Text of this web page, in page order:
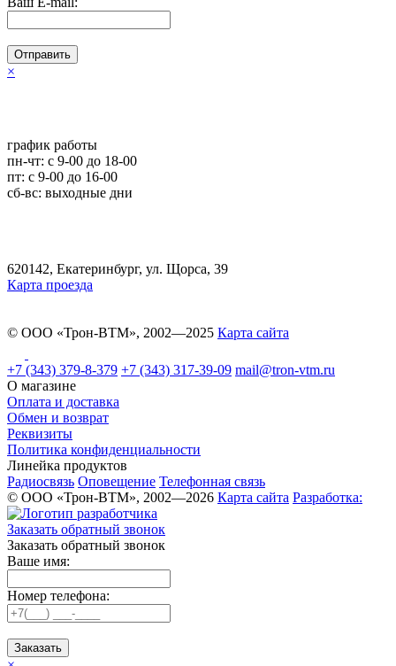
Отправить
×
график работы
пн-чт: c 9-00 до 18-00
пт: с 9-00 до 16-00
сб-вс: выходные дни
620142, Екатеринбург, ул. Щорса, 39
Карта проезда
© ООО «Трон-ВТМ», 2002—2025 Карта сайта
+7 (343) 379-8-379 +7 (343) 317-39-09 mail@tron-vtm.ru
О магазине
Оплата и доставка
Обмен и возврат
Реквизиты
Политика конфиденциальности
Линейка продуктов
Радиосвязь Оповещение Телефонная связь
© ООО «Трон-ВТМ», 2002—2026 Карта сайта Разработка:
Заказать обратный звонок
Заказать обратный звонок
Ваше имя:
Номер телефона:
Заказать